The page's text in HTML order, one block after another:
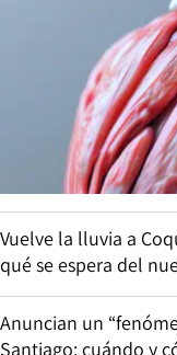
Vuelve la lluvia a
qué se espera del
Anuncian un
Santiago: cuándo y